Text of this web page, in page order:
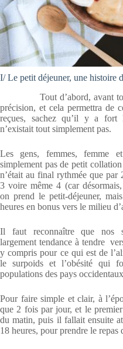
I/ Le petit déjeuner, une histoire
Tout d’abord, avant toute
précision, et cela permettra de
reçues, sachez qu’il y a fort
n’existait tout simplement pas.
Les gens, femmes, femme
simplement pas de petit
n’était au final rythmée que par
3 voire même 4 (car
on prend le petit-déjeuner,
heures en bonus vers le milieu
Il faut reconnaître que nos
largement tendance à tendre
y compris pour ce qui est de
le surpoids et l’obésité qui
populations des pays
Pour faire simple et clair, à
que 2 fois par jour, et le
du matin, puis il fallait ensuite
18 heures, pour prendre le repas